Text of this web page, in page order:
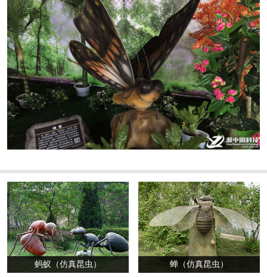
蚂蚁（仿真昆虫） 蝉（仿真昆虫）